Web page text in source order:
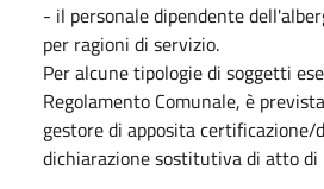
- il personale dipendente
per ragioni di servizio.
Per alcune tipologie di soggetti
Regolamento Comunale, è
gestore di apposita certificazione/
dichiarazione sostitutiva di atto